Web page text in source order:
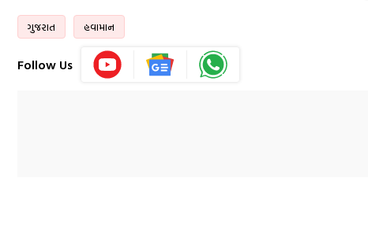
ગુજરાત હવામાન
Follow Us